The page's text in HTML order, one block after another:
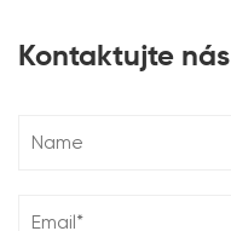
Kontaktujte nás